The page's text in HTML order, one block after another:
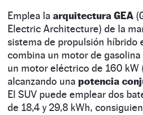
Emplea la arquitectura GEA
Electric Architecture) de la
sistema de propulsión híbrido
combina un motor de gasolina
un motor eléctrico de 160 kW
alcanzando una potencia
El SUV puede emplear dos
de 18,4 y 29,8 kWh,